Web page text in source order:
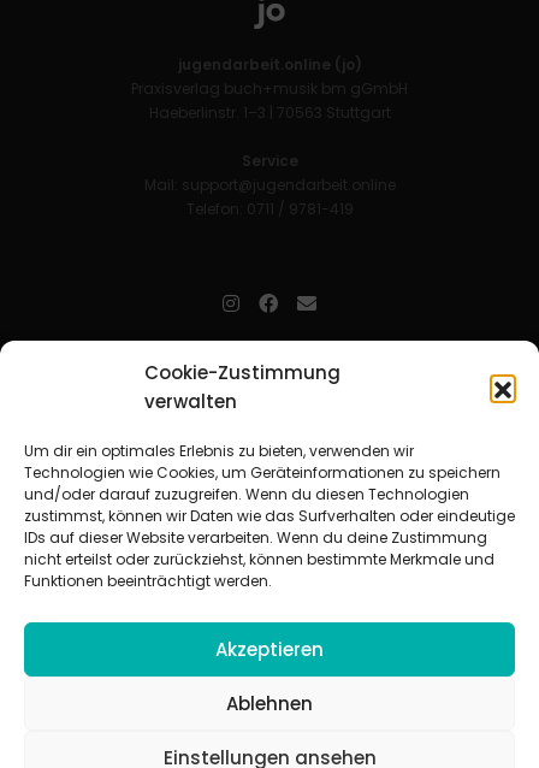
Cookie-Zustimmung
verwalten
Um dir ein optimales Erlebnis zu bieten, verwenden wir
Technologien wie Cookies, um Geräteinformationen zu speichern
und/oder darauf zuzugreifen. Wenn du diesen Technologien
zustimmst, können wir Daten wie das Surfverhalten oder eindeutige
IDs auf dieser Website verarbeiten. Wenn du deine Zustimmung
nicht erteilst oder zurückziehst, können bestimmte Merkmale und
Funktionen beeinträchtigt werden.
Akzeptieren
Ablehnen
Einstellungen ansehen
jugendarbeit.online (jo)
Praxisverlag buch+musik bm gGmbH
Haeberlinstr. 1–3 | 70563 Stuttgart
Service
Mail: support@jugendarbeit.online
Telefon: 0711 / 9781-419
Mitarbeitende in der christlichen Kinder-, Jugend- und jungen
Erwachsenenarbeit. Aufjofindet man unkompliziert und schnell
Beziehungsarbeit.
Beteiligte Verbände
CVJM-Landesverband Bayern e. V. |CVJM-Gesamtverband in
Deutschland e. V.
CVJM-Westbund e. V.|Deutscher Jugendverband „Entschieden für
Christus“ e. V.